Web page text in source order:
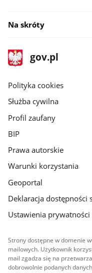
Na skróty
stopka
gov.pl
Strona
gov.pl
gov.pl
Polityka cookies
Służba cywilna
Profil zaufany
BIP
Prawa autorskie
Warunki korzystania
Geoportal
Deklaracja dostępności
Ustawienia prywatności
Strony dostępne w domenie
mailowych. Użytkownik
mail zgadza się na
dobrowolnie podanych